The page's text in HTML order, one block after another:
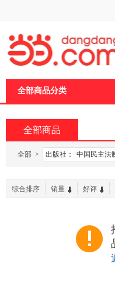
全部商品分类
全部商品
全部 > 出版社： 中国民主法
综合排序 销量 好评
页
加